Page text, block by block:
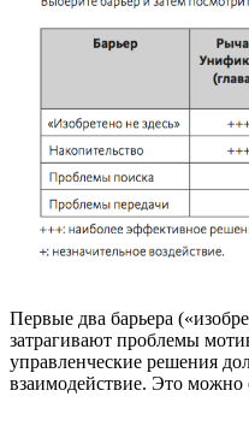
Первые два барьера
затрагивают проблемы
управленческие решения
взаимодействие. Это можно